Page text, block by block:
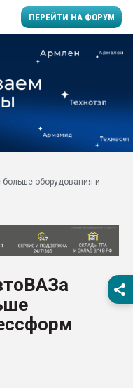
ПЕРЕЙТИ НА ФОРУМ
производство SPC
заводу пластмасс"
28.07.2026
первый план в
28.07.2026
ситуацией на
Всё, что касается
оборудования и